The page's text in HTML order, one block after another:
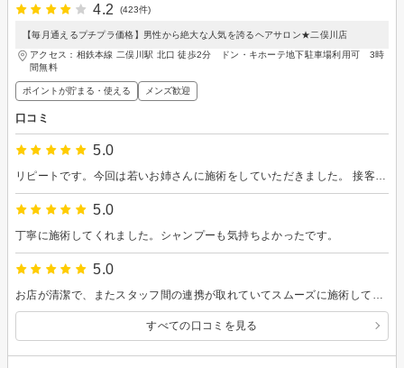
4.2
(423件)
【毎月通えるプチプラ価格】男性から絶大な人気を誇るヘアサロン★二俣川店
アクセス：相鉄本線 二俣川駅 北口 徒歩2分 ドン・キホーテ地下駐車場利用可 3時
間無料
ポイントが貯まる・使える メンズ歓迎
口コミ
5.0
リピートです。今回は若いお姉さんに施術をしていただきました。 接客の雰囲気も施術技術も良かったです。 また利用させていただきます。
5.0
丁寧に施術してくれました。シャンプーも気持ちよかったです。
5.0
すべての口コミを見る